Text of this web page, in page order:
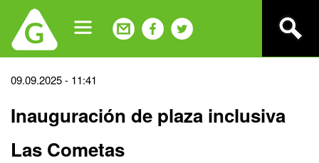
navigation
Back
top
09.09.2025 - 11:41
Inauguración de plaza inclusiva
Las Cometas